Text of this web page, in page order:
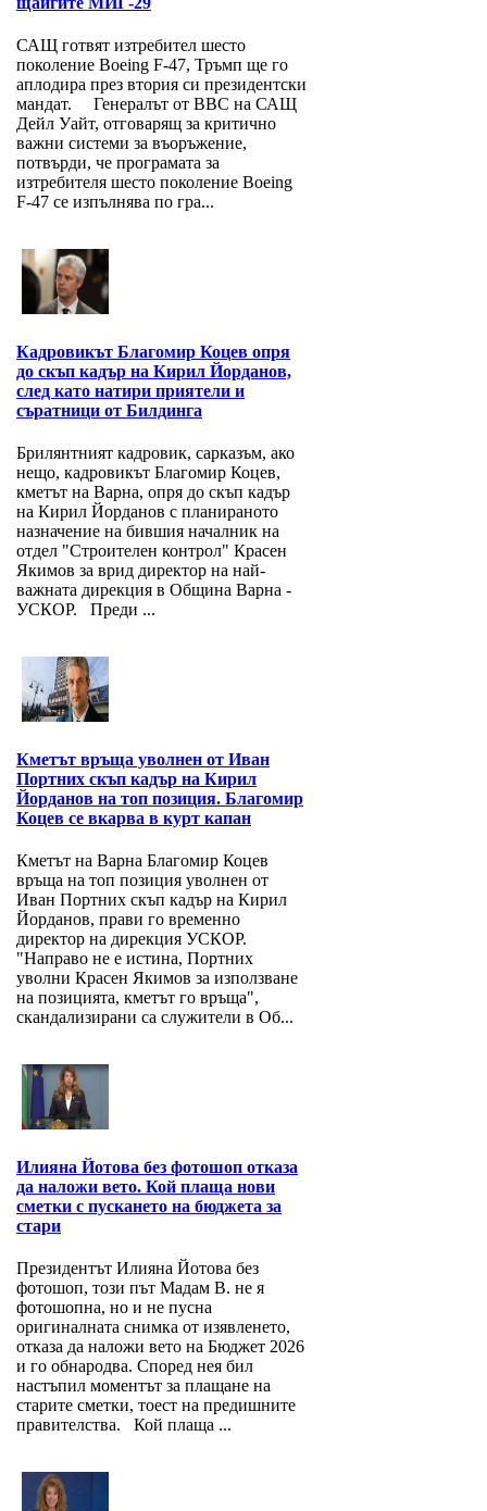
САЩ готвят изтребител шесто
поколение Boeing F-47, Тръмп ще го
аплодира през втория си президентски
мандат. Генералът от ВВС на САЩ
Дейл Уайт, отговарящ за критично
важни системи за въоръжение,
потвърди, че програмата за
изтребителя шесто поколение Boeing
F-47 се изпълнява по гра...
Кадровикът Благомир Коцев опря
до скъп кадър на Кирил Йорданов,
след като натири приятели и
съратници от Билдинга
Брилянтният кадровик, сарказъм, ако
нещо, кадровикът Благомир Коцев,
кметът на Варна, опря до скъп кадър
на Кирил Йорданов с планираното
назначение на бившия началник на
отдел "Строителен контрол" Красен
Якимов за врид директор на най-
важната дирекция в Община Варна -
УСКОР. Преди ...
Кметът връща уволнен от Иван
Портних скъп кадър на Кирил
Йорданов на топ позиция. Благомир
Коцев се вкарва в курт капан
Кметът на Варна Благомир Коцев
връща на топ позиция уволнен от
Иван Портних скъп кадър на Кирил
Йорданов, прави го временно
директор на дирекция УСКОР.
"Направо не е истина, Портних
уволни Красен Якимов за използване
на позицията, кметът го връща",
скандализирани са служители в Об...
Илияна Йотова без фотошоп отказа
да наложи вето. Кой плаща нови
сметки с пускането на бюджета за
стари
Президентът Илияна Йотова без
фотошоп, този път Мадам В. не я
фотошопна, но и не пусна
оригиналната снимка от изявленето,
отказа да наложи вето на Бюджет 2026
и го обнародва. Според нея бил
настъпил моментът за плащане на
старите сметки, тоест на предишните
правителства. Кой плаща ...